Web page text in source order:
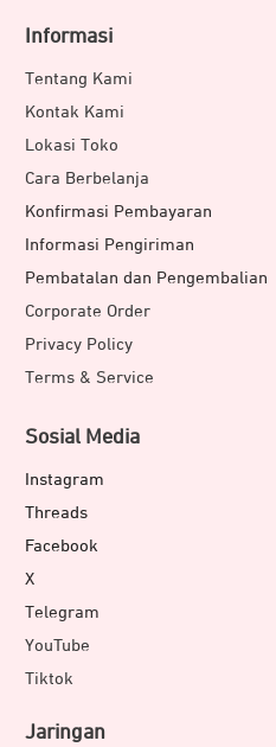
Informasi
Tentang Kami
Kontak Kami
Lokasi Toko
Cara Berbelanja
Konfirmasi Pembayaran
Informasi Pengiriman
Pembatalan dan Pengembalian
Corporate Order
Privacy Policy
Terms & Service
Sosial Media
Instagram
Threads
Facebook
X
Telegram
YouTube
Tiktok
Jaringan